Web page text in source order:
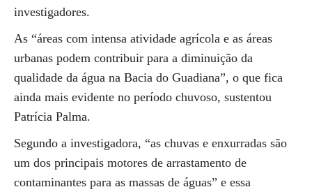
investigadores.
As “áreas com intensa atividade agrícola e as áreas
urbanas podem contribuir para a diminuição da
qualidade da água na Bacia do Guadiana”, o que fica
ainda mais evidente no período chuvoso, sustentou
Patrícia Palma.
Segundo a investigadora, “as chuvas e enxurradas são
um dos principais motores de arrastamento de
contaminantes para as massas de águas” e essa